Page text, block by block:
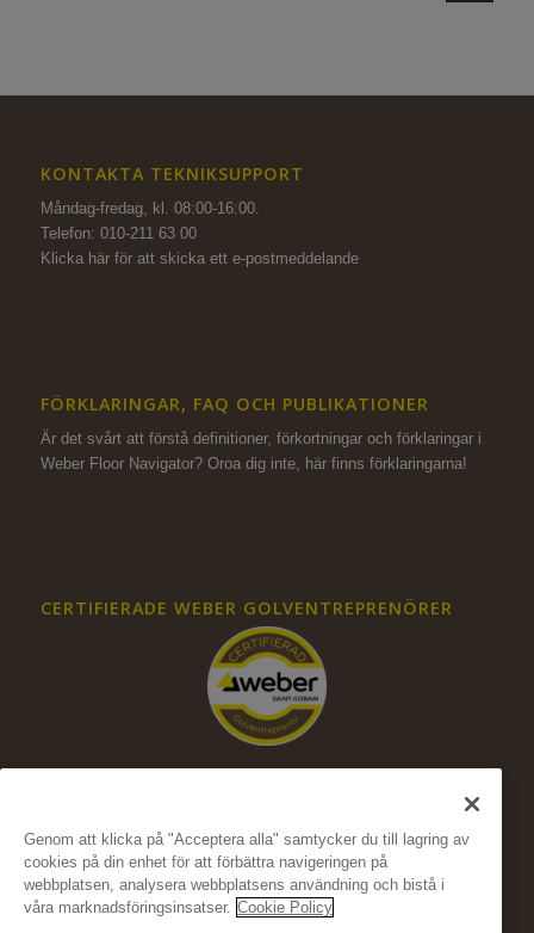
KONTAKTA TEKNIKSUPPORT
Måndag-fredag, kl. 08:00-16:00.
Telefon: 010-211 63 00
Klicka här för att skicka ett e-postmeddelande
FÖRKLARINGAR, FAQ OCH PUBLIKATIONER
Är det svårt att förstå definitioner, förkortningar och förklaringar i
Weber Floor Navigator? Oroa dig inte, här finns förklaringarna!
CERTIFIERADE WEBER GOLVENTREPRENÖRER
FÖLJ OSS PÅ SOCIALA MEDIER
Genom att klicka på "Acceptera alla" samtycker du till lagring av
cookies på din enhet för att förbättra navigeringen på
webbplatsen, analysera webbplatsens användning och bistå i
våra marknadsföringsinsatser. Cookie Policy